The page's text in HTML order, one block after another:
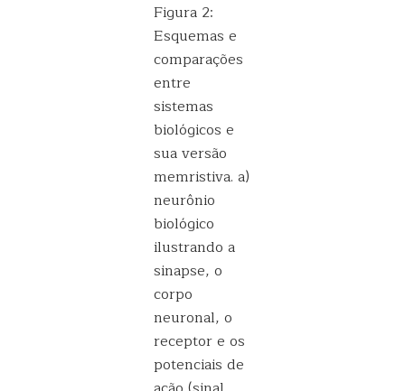
Figura 2:
Esquemas e
comparações
entre
sistemas
biológicos e
sua versão
memristiva. a)
neurônio
biológico
ilustrando a
sinapse, o
corpo
neuronal, o
receptor e os
potenciais de